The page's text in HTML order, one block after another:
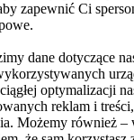
zapewnić Ci
dane dotyczące
optymalizacji
reklam i
Możemy również –